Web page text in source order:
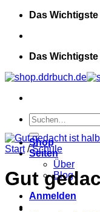
Zum
springen
Das
Das
Suchen
nach:
Shop
Seiten
Über
Blog
Anmelden
Start / Schule
Gut